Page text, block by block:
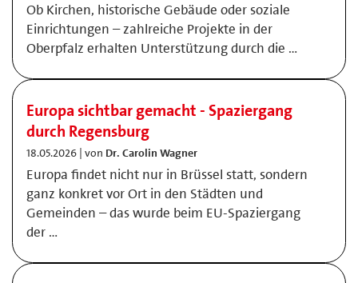
Ob Kirchen, historische Gebäude oder soziale
Einrichtungen – zahlreiche Projekte in der
Oberpfalz erhalten Unterstützung durch die …
Europa sichtbar gemacht - Spaziergang
durch Regensburg
18.05.2026 | von Dr. Carolin Wagner
Europa findet nicht nur in Brüssel statt, sondern
ganz konkret vor Ort in den Städten und
Gemeinden – das wurde beim EU-Spaziergang
der …